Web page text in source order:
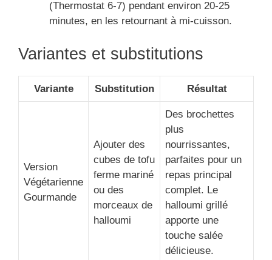
(Thermostat 6-7) pendant environ 20-25
minutes, en les retournant à mi-cuisson.
Variantes et substitutions
Variante Substitution Résultat
Version
Végétarienne
Gourmande
Ajouter des
cubes de tofu
ferme mariné
ou des
morceaux de
halloumi
Des brochettes
plus
nourrissantes,
parfaites pour un
repas principal
complet. Le
halloumi grillé
apporte une
touche salée
délicieuse.